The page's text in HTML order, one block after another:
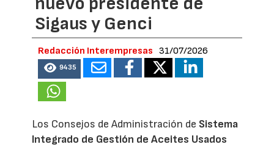
Sigaus y Genci
Redacción Interempresas 31/07/2026
9435
Los Consejos de Administración de Sistema
Integrado de Gestión de Aceites Usados